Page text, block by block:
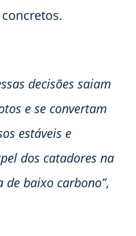
decisões saiam
e se convertam
estáveis e
dos catadores na
baixo carbono”,